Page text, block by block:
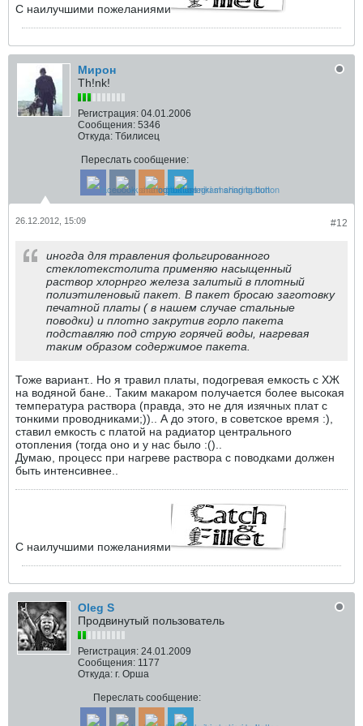
С наилучшими пожеланиями
Мирон
Th!nk!
Регистрация: 04.01.2006
Сообщения: 5346
Откуда: Тбилисец
Переслать сообщение:
#12
26.12.2012, 15:09
иногда для травления фольгированного
стеклотекстолита применяю насыщенный
раствор хлорнрго железа залитый в плотный
полиэтиленовый пакет. В пакет бросаю заготовку
печатной платы ( в нашем случае стальные
поводки) и плотно закрутив горло пакета
подставляю под струю горячей воды, нагревая
таким образом содержимое пакета.
Тоже вариант.. Но я травил платы, подогревая емкость с ХЖ
на водяной бане.. Таким макаром получается более высокая
температура раствора (правда, это не для изячных плат с
тонкими проводниками;)).. А до этого, в советское время :),
ставил емкость с платой на радиатор центрального
отопления (тогда оно и у нас было :()..
Думаю, процесс при нагреве раствора с поводками должен
быть интенсивнее..
С наилучшими пожеланиями
Oleg S
Продвинутый пользователь
Регистрация: 24.01.2009
Сообщения: 1177
Откуда: г. Орша
Переслать сообщение: